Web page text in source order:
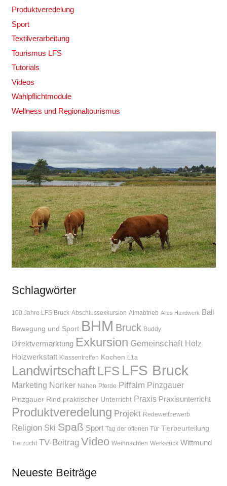
Produktveredelung
Sport
Textilverarbeitung
Tourismus LFS
Tutorials
Videos
Wahlpflichtmodule
Wellness und Regionaltourismus
Schlagwörter
100 Jahre LFS Bruck Abschlussexkursion Almabtrieb Altes Handwerk Ball
Bewegung und Sport BHM Bruck Buddy
Direktvermarktung Exkursion Gemeinschaft Holz
Holzwerkstatt Klassentreffen Kochen L1a
Landwirtschaft LFS LFS Bruck
Marketing Noriker Nähen Pferde Piffalm Pinzgauer
Pinzgauer Rind praktischer Unterricht Praxis Praxisunterricht
Produktveredelung Projekt Redewettbewerb
Religion Ski Spaß Sport Tag der offenen Tür Tierbeurteilung
Tierzucht TV-Beitrag Video Weihnachten Werkstück Wittmund
Neueste Beiträge